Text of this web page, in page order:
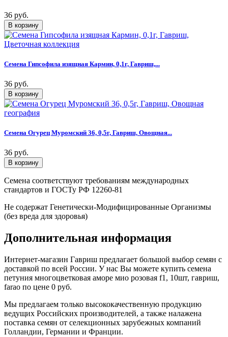
36 руб.
Семена Гипсофила изящная Кармин, 0,1г, Гавриш,...
36 руб.
Семена Огурец Муромский 36, 0,5г, Гавриш, Овощная...
36 руб.
Семена соответствуют требованиям международных
стандартов и ГОСТу РФ 12260-81
Не содержат Генетически-Модифицированные Организмы
(без вреда для здоровья)
Дополнительная информация
Интернет-магазин Гавриш предлагает большой выбор семян с
доставкой по всей России. У нас Вы можете купить семена
петуния многоцветковая аморе мио розовая f1, 10шт, гавриш,
farao по цене 0 руб.
Мы предлагаем только высококачественную продукцию
ведущих Российских производителей, а также налажена
поставка семян от селекционных зарубежных компаний
Голландии, Германии и Франции.